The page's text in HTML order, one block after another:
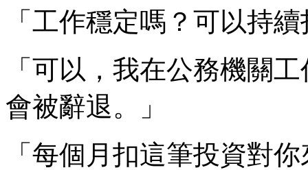
「工作穩定嗎？可以持
「可以，我在公務機關
會被辭退。」
「每個月扣這筆投資對